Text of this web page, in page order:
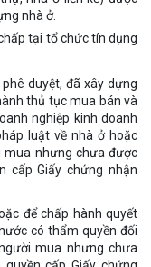
nhà ở.
tại tổ chức tín dụng
duyệt, đã xây dựng
thủ tục mua bán và
nghiệp kinh doanh
luật về nhà ở hoặc
mua nhưng chưa được
cấp Giấy chứng nhận
để chấp hành quyết
có thẩm quyền đối
mua nhưng chưa